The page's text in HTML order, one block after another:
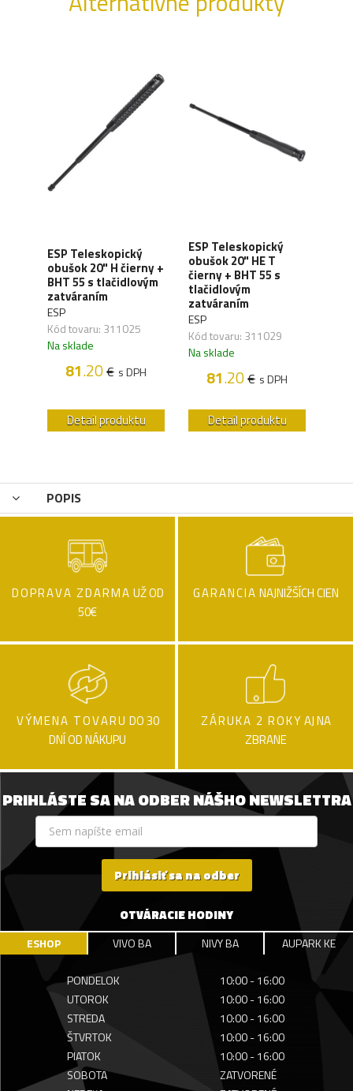
ESP Teleskopický
obušok 20" H čierny +
BHT 55 s tlačidlovým
zatváraním
ESP
Kód tovaru: 311025
Na sklade
81.20€ s DPH
Detail produktu
ESP Teleskopický
obušok 20" HE T
čierny + BHT 55 s
tlačidlovým
zatváraním
ESP
Kód tovaru: 311029
Na sklade
81.20€ s DPH
Detail produktu
POPIS
DOPRAVA ZDARMA UŽ OD
50€
GARANCIA NAJNIŽŠÍCH CIEN
VÝMENA TOVARU DO 30
DNÍ OD NÁKUPU
ZÁRUKA 2 ROKY AJ NA
ZBRANE
PRIHLÁSTE SA NA ODBER NÁŠHO NEWSLETTRA
Prihlásiť sa na odber
OTVÁRACIE HODINY
ESHOP VIVO BA NIVY BA AUPARK KE
PONDELOK
10:00 - 16:00
UTOROK
10:00 - 16:00
STREDA
10:00 - 16:00
ŠTVRTOK
10:00 - 16:00
PIATOK
10:00 - 16:00
SOBOTA
ZATVORENÉ